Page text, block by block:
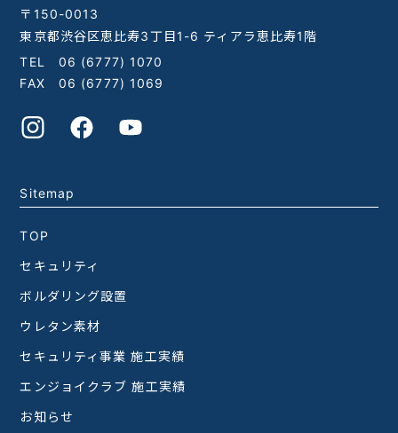
〒150-0013
東京都渋谷区恵比寿3丁目1-6 ティアラ恵比寿1階
TEL 06 (6777) 1070
FAX 06 (6777) 1069
Sitemap
TOP
セキュリティ
ボルダリング設置
ウレタン素材
セキュリティ事業 施工実績
エンジョイクラブ 施工実績
お知らせ